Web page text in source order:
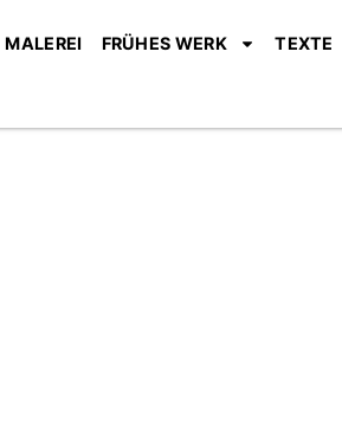
MALEREI FRÜHES WERK TEXTE